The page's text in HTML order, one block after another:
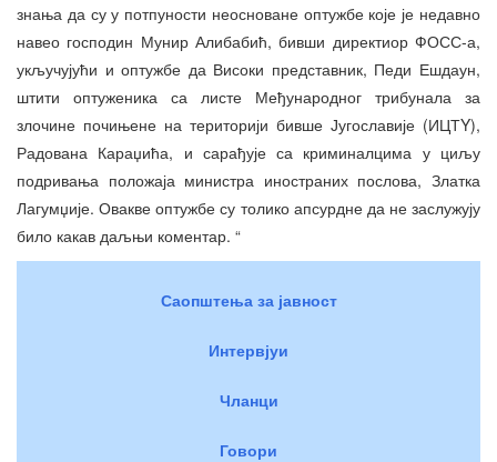
знања да су у потпуности неосноване оптужбе које је недавно
навео господин Мунир Алибабић, бивши директиор ФОСС-а,
укључујући и оптужбе да Високи представник, Педи Ешдаун,
штити оптуженика са листе Међународног трибунала за
злочине почињене на територији бивше Југославије (ИЦТY),
Радована Караџића, и сарађује са криминалцима у циљу
подривања положаја министра иностраних послова, Златка
Лагумџије. Овакве оптужбе су толико апсурдне да не заслужују
било какав даљњи коментар. “
Саопштења за јавност
Интервјуи
Чланци
Говори